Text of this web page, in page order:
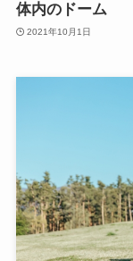
体内のドーム
2021年10月1日